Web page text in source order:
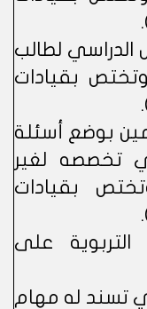
الدراسي لطالب
بقيادات
بوضع أسئلة
في تخصصه لغير
بقيادات
التربوية على
تسند له مهام